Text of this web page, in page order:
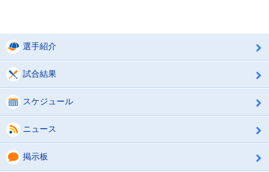
選手紹介
試合結果
スケジュール
ニュース
掲示板